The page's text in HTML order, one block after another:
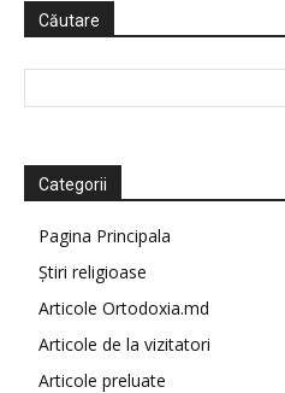
Căutare
Categorii
Pagina Principala
Știri religioase
Articole Ortodoxia.md
Articole de la vizitatori
Articole preluate